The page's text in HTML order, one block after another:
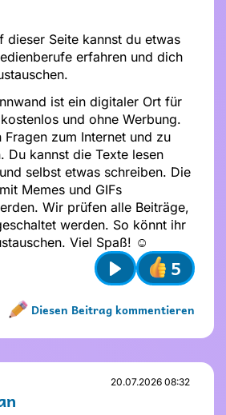
freundlich und
für alle verständlich?
dass andere das über
dieser Seite kannst du etwas
erfahren und dich
ist ein digitaler Ort für
und ohne Werbung.
Fragen zum Internet und zu
Du kannst die Texte lesen
selbst etwas schreiben. Die
Memes und GIFs
Wir prüfen alle Beiträge,
werden. So könnt ihr
Viel Spaß! ☺️
Play
5
Diesen Beitrag kommentieren
nicht vergeben
Name und Avatar ändern20.07.2026 08:32